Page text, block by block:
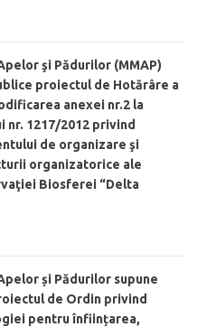
şi Pădurilor (MMAP)
proiectul de Hotărâre a
anexei nr.2 la
nr. 1217/2012 privind
de organizare şi
organizatorice ale
Biosferei “Delta
și Pădurilor supune
de Ordin privind
pentru înființarea,